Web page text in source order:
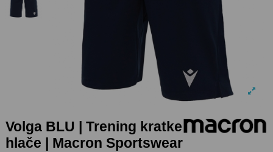
Volga BLU | Trening kratke
hlače | Macron Sportswear